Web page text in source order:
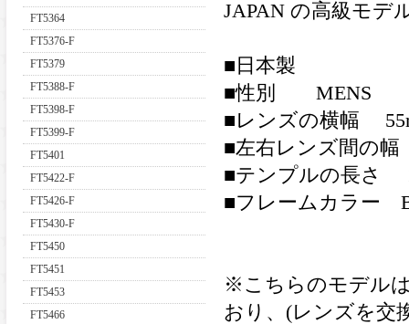
FT5364
FT5376-F
FT5379
FT5388-F
FT5398-F
FT5399-F
FT5401
FT5422-F
FT5426-F
FT5430-F
FT5450
FT5451
FT5453
FT5466
JAPAN の高級モデ
■日本製
■性別 MENS
■レンズの横幅
■左右レンズ間の
■テンプルの長さ
■フレームカラー
※こちらのモデル
おり、(レンズを交